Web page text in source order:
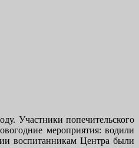
Участники попечительского
мероприятия: водили
воспитанникам Центра были